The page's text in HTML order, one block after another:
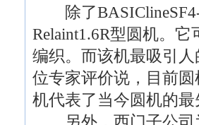
除了BASIClineSF4-
Relaint1.6R型圆机。
编织。而该机最吸引
位专家评价说，目前
机代表了当今圆机的最